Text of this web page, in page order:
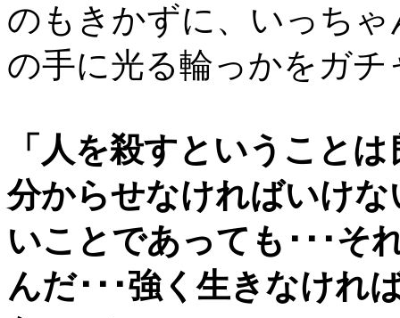
のもきかずに、いっち
の手に光る輪っかをガ
「人を殺すということ
分からせなければいけ
いことであっても･･･そ
んだ･･･強く生きなけれ